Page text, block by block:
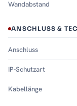
Wandabstand
ANSCHLUSS &
Anschluss
IP-Schutzart
Kabellänge